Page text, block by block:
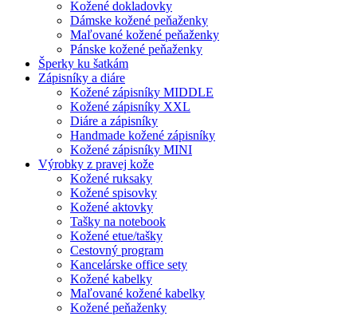
Kožené dokladovky
Dámske kožené peňaženky
Maľované kožené peňaženky
Pánske kožené peňaženky
Šperky ku šatkám
Zápisníky a diáre
Kožené zápisníky MIDDLE
Kožené zápisníky XXL
Diáre a zápisníky
Handmade kožené zápisníky
Kožené zápisníky MINI
Výrobky z pravej kože
Kožené ruksaky
Kožené spisovky
Kožené aktovky
Tašky na notebook
Kožené etue/tašky
Cestovný program
Kancelárske office sety
Kožené kabelky
Maľované kožené kabelky
Kožené peňaženky